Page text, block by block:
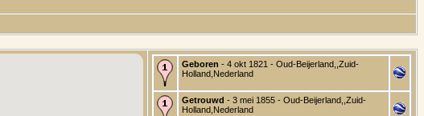
Geboren - 4 okt 1821 - Oud-Beijerland,,Zuid-
Holland,Nederland
Getrouwd - 3 mei 1855 - Oud-Beijerland,,Zuid-
Holland,Nederland